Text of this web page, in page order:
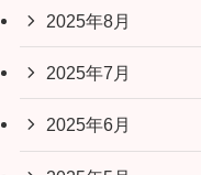
2025年8月
2025年7月
2025年6月